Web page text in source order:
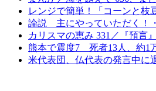
レンジで簡単！「コーンと枝
論説 主にやっていただく！
カリスマの恵み 331／『預言
熊本で震度7 死者13人、約1
米代表団、仏代表の発言中